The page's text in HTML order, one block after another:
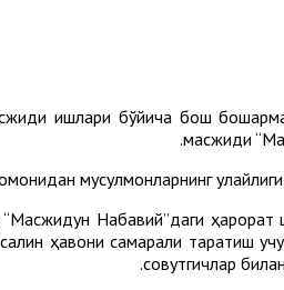
ишлари бўйича бош
масжиди
мусулмонларнинг
“Масжидун Набавий”даги
ҳавони самарали тарқатиш
совутгичлар